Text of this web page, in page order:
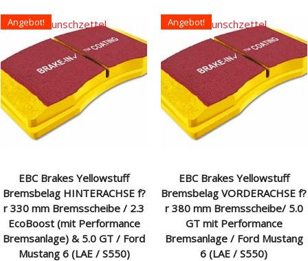
Nach Baugruppen
Wunschliste
Blog
Rechtliches & Service
Angebot!
EBC Brakes Yellowstuff
Bremsbelag HINTERACHSE f?
r 330 mm Bremsscheibe / 2.3
EcoBoost (mit Performance
Bremsanlage) & 5.0 GT / Ford
Mustang 6 (LAE / S550)
Auf den Wunschzettel Angebot!
EBC Brakes Yellowstuff
Bremsbelag VORDERACHSE f?
r 380 mm Bremsscheibe/ 5.0
GT mit Performance
Bremsanlage / Ford Mustang
6 (LAE / S550)
Auf den Wunschzettel